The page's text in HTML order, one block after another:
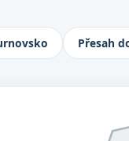
i Česká
Přesah